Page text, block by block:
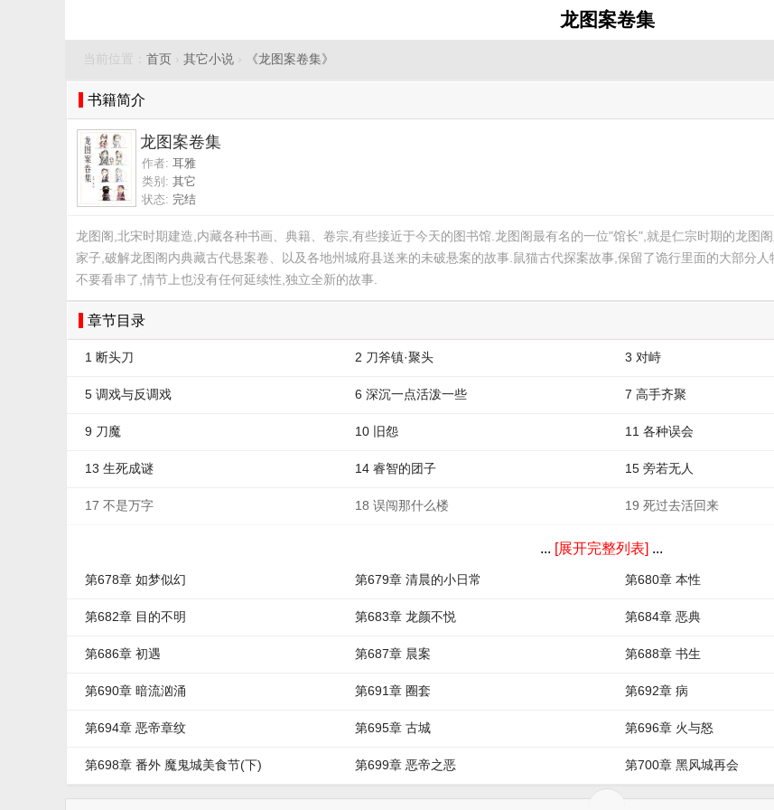
龙图案卷集
当前位置： 首页 › 其它小说 › 《龙图案卷集》
书籍简介
龙图案卷集
作者: 耳雅
类别: 其它
状态: 完结
龙图阁,北宋时期建造,内藏各种书画、典籍、卷宗,有些接近于今天的图书馆.龙图阁最有名的一位"馆长",就是仁宗时期的龙图
家子,破解龙图阁内典藏古代悬案卷、以及各地州城府县送来的未破悬案的故事.鼠猫古代探案故事,保留了诡行里面的大部分
不要看串了,情节上也没有任何延续性,独立全新的故事.
章节目录
1 断头刀 2 刀斧镇·聚头 3 对峙
5 调戏与反调戏 6 深沉一点活泼一些 7 高手齐聚
9 刀魔 10 旧怨 11 各种误会
13 生死成谜 14 睿智的团子 15 旁若无人
17 不是万字 18 误闯那什么楼 19 死过去活回来
23 血染碧水潭
... [展开完整列表] ...
第678章 如梦似幻 第679章 清晨的小日常 第680章 本性
第682章 目的不明 第683章 龙颜不悦 第684章 恶典
第686章 初遇 第687章 晨案 第688章 书生
第690章 暗流汹涌 第691章 圈套 第692章 病
第694章 恶帝章纹 第695章 古城 第696章 火与怒
第698章 番外 魔鬼城美食节(下) 第699章 恶帝之恶 第700章 黑风城再会